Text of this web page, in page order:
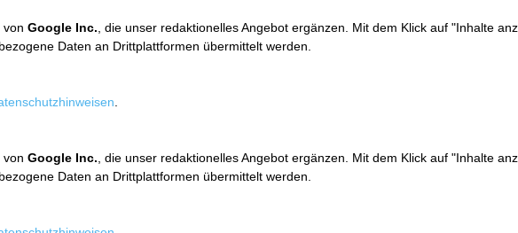
von Google Inc. , die unser redaktionelles Angebot ergänzen. Mit dem Klick auf "Inhalte
Daten an Drittplattformen übermittelt werden.
von Google Inc. , die unser redaktionelles Angebot ergänzen. Mit dem Klick auf "Inhalte
Daten an Drittplattformen übermittelt werden.